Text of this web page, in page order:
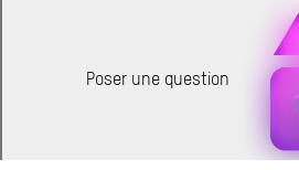
Poser une question